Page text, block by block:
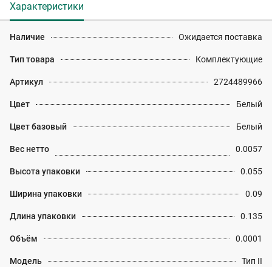
Характеристики
Наличие Ожидается поставка
Тип товара Комплектующие
Артикул 2724489966
Цвет Белый
Цвет базовый Белый
Вес нетто 0.0057
Высота упаковки 0.055
Ширина упаковки 0.09
Длина упаковки 0.135
Объём 0.0001
Модель Тип II